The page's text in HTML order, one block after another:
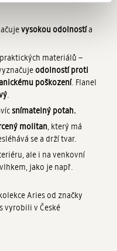
využíváme
média, inzerci a
zkombinovat s
poskytli nebo které
jejich služby.
vysokou odolnostía
materiálů –
odolností proti
poškození. Flanel
.
snímatelný potah.
molitan, který má
se a drží tvar.
ale i na venkovní
jako je např.
Aries od značky
vyrobili v České